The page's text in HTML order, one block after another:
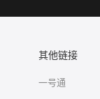
其他链接
一号通